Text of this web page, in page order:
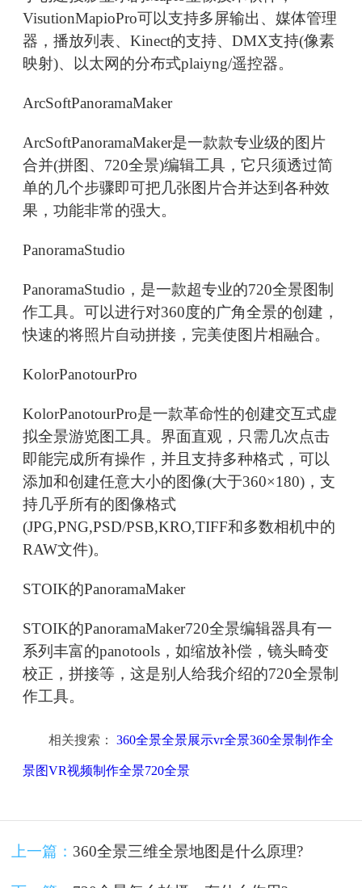
VisutionMapioPro可以支持多屏输出、媒体管理
器，播放列表、Kinect的支持、DMX支持(像素
映射)、以太网的分布式plaiyng/遥控器。
ArcSoftPanoramaMaker
ArcSoftPanoramaMaker是一款款专业级的图片
合并(拼图、720全景)编辑工具，它只须透过简
单的几个步骤即可把几张图片合并达到各种效
果，功能非常的强大。
PanoramaStudio
PanoramaStudio，是一款超专业的720全景图制
作工具。可以进行对360度的广角全景的创建，
快速的将照片自动拼接，完美使图片相融合。
KolorPanotourPro
KolorPanotourPro是一款革命性的创建交互式虚
拟全景游览图工具。界面直观，只需几次点击
即能完成所有操作，并且支持多种格式，可以
添加和创建任意大小的图像(大于360×180)，支
持几乎所有的图像格式
(JPG,PNG,PSD/PSB,KRO,TIFF和多数相机中的
RAW文件)。
STOIK的PanoramaMaker
STOIK的PanoramaMaker720全景编辑器具有一
系列丰富的panotools，如缩放补偿，镜头畸变
校正，拼接等，这是别人给我介绍的720全景制
作工具。
相关搜索： 360全景全景展示vr全景360全景制作全
景图VR视频制作全景720全景
上一篇： 360全景三维全景地图是什么原理?